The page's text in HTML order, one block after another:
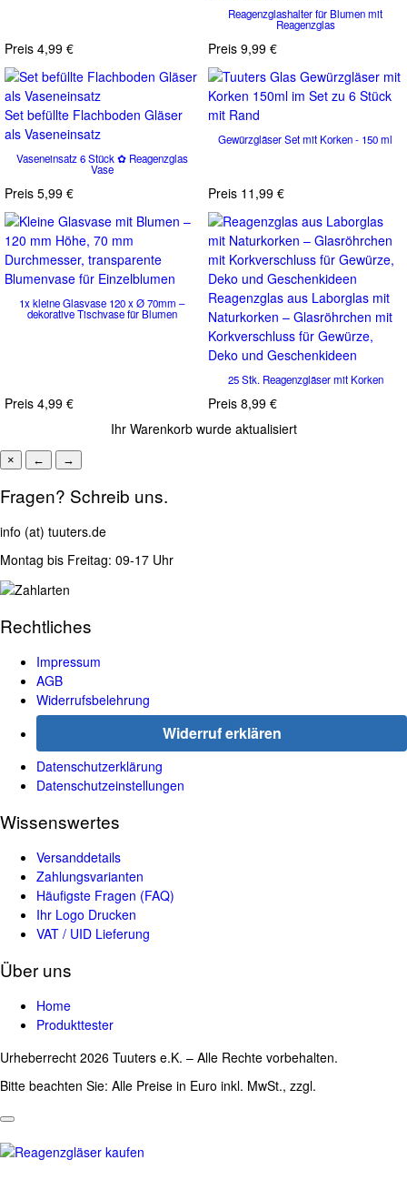
Preis 4,99 €
Reagenzglashalter für Blumen mit
Reagenzglas
Preis 9,99 €
Set befüllte Flachboden Gläser
als Vaseneinsatz
Vaseneinsatz 6 Stück ✿ Reagenzglas
Vase
Preis 5,99 €
Gewürzgläser Set mit Korken - 150 ml
Preis 11,99 €
1x kleine Glasvase 120 x Ø 70mm –
dekorative Tischvase für Blumen
Preis 4,99 €
Reagenzglas aus Laborglas mit
Naturkorken – Glasröhrchen mit
Korkverschluss für Gewürze,
Deko und Geschenkideen
25 Stk. Reagenzgläser mit Korken
Preis 8,99 €
Ihr Warenkorb wurde aktualisiert
× ← →
Fragen? Schreib uns.
info (at) tuuters.de
Montag bis Freitag: 09-17 Uhr
Rechtliches
Impressum
AGB
Widerrufsbelehrung
Widerruf erklären
Datenschutzerklärung
Datenschutzeinstellungen
Wissenswertes
Versanddetails
Zahlungsvarianten
Häufigste Fragen (FAQ)
Ihr Logo Drucken
VAT / UID Lieferung
Über uns
Home
Produkttester
Urheberrecht 2026 Tuuters e.K. – Alle Rechte vorbehalten.
Bitte beachten Sie: Alle Preise in Euro inkl. MwSt., zzgl.